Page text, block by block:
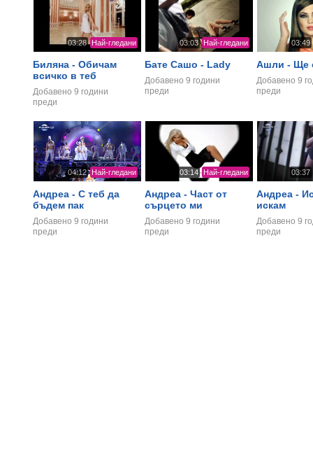
03:28 Най-гледани
Биляна - Обичам
всичко в теб
Добавено 9 години
преди
03:03 Най-гледани
Бате Сашо - Lady
Добавено 9 години
преди
03:49
Ашли - Ще
Добавено 9
преди
04:12 Най-гледани
Андреа - С теб да
бъдем пак
Добавено 9 години
преди
03:14 Най-гледани
Андреа - Част от
сърцето ми
Добавено 9 години
преди
03:37
Андреа -
искам
Добавено 9
преди